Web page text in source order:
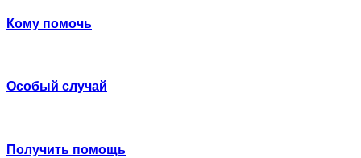
Кому помочь
Особый случай
Получить помощь